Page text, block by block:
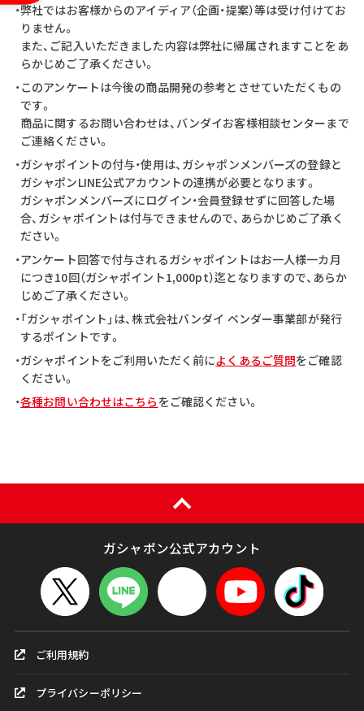
・弊社ではお客様からのアイディア（企画・提案）等は受け付けてお
りません。
また、ご記入いただきました内容は弊社に帰属されますことをあ
らかじめご了承ください。
・このアンケートは今後の商品開発の参考とさせていただくもの
です。
商品に関するお問い合わせは、バンダイお客様相談センターまで
ご連絡ください。
・ガシャポイントの付与・使用は、ガシャポンメンバーズの登録と
ガシャポンLINE公式アカウントの連携が必要となります。
ガシャポンメンバーズにログイン・会員登録せずに回答した場
合、ガシャポイントは付与できませんので、あらかじめご了承く
ださい。
・アンケート回答で付与されるガシャポイントはお一人様一カ月
につき10回（ガシャポイント1,000pt）迄となりますので、あらか
じめご了承ください。
・「ガシャポイント」は、株式会社バンダイ ベンダー事業部が発行
するポイントです。
・ガシャポイントをご利用いただく前によくあるご質問をご確認
ください。
・各種お問い合わせはこちら をご確認ください。
ガシャポン公式アカウント
ご利用規約
プライバシーポリシー